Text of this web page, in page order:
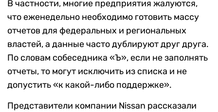
В частности, многие предприятия жалуются,
что еженедельно необходимо готовить массу
отчетов для федеральных и региональных
властей, а данные часто дублируют друг друга.
По словам собеседника «Ъ», если не заполнять
отчеты, то могут исключить из списка и не
допустить «к какой-либо поддержке».
Представители компании Nissan рассказали